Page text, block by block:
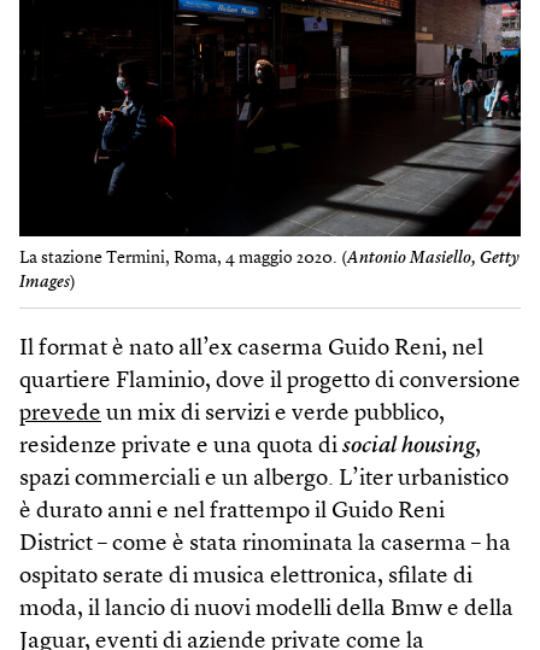
La stazione Termini, Roma, 4 maggio 2020. (Antonio Masiello, Getty
Images)
Il format è nato all’ex caserma Guido Reni, nel
quartiere Flaminio, dove il progetto di conversione
prevede un mix di servizi e verde pubblico,
residenze private e una quota di social housing,
spazi commerciali e un albergo. L’iter urbanistico
è durato anni e nel frattempo il Guido Reni
District – come è stata rinominata la caserma – ha
ospitato serate di musica elettronica, sfilate di
moda, il lancio di nuovi modelli della Bmw e della
Jaguar, eventi di aziende private come la